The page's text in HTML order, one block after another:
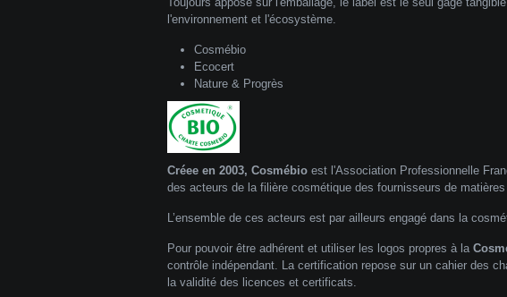
l'environnement et l'écosystème.
Cosmébio
Ecocert
Nature & Progrès
Créee en 2003, Cosmébio est l'Association Professionnelle
des acteurs de la filière cosmétique des fournisseurs de
L’ensemble de ces acteurs est par ailleurs engagé dans la
Pour pouvoir être adhérent et utiliser les logos propres à la
contrôle indépendant. La certification repose sur un cahier des
la validité des licences et certificats.